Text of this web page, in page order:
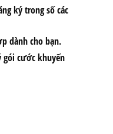
ký trong số các
dành cho bạn.
gói cước khuyến